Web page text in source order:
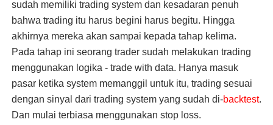
sudah memiliki trading system dan kesadaran penuh
bahwa trading itu harus begini harus begitu. Hingga
akhirnya mereka akan sampai kepada tahap kelima.
Pada tahap ini seorang trader sudah melakukan trading
menggunakan logika - trade with data. Hanya masuk
pasar ketika system memanggil untuk itu, trading sesuai
dengan sinyal dari trading system yang sudah di-backtest.
Dan mulai terbiasa menggunakan stop loss.